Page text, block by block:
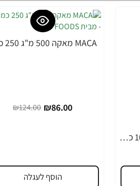
MACA מאקה 500 מ"ג - 100 כמוסות - מבית NOW FOODS
-31%
₪86.00
₪124.00
הוסף לעגלה